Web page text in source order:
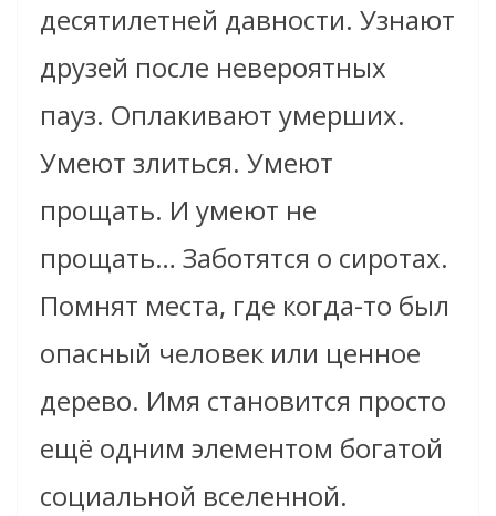
десятилетней давности. Узнают
друзей после невероятных
пауз. Оплакивают умерших.
Умеют злиться. Умеют
прощать. И умеют не
прощать… Заботятся о сиротах.
Помнят места, где когда-то был
опасный человек или ценное
дерево. Имя становится просто
ещё одним элементом богатой
социальной вселенной.